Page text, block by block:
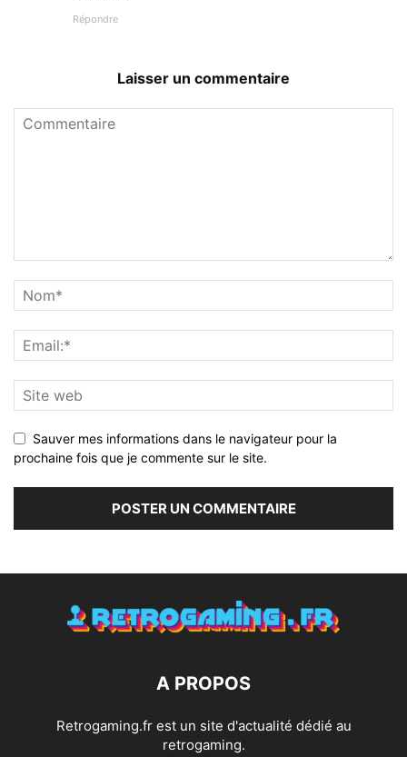
Répondre
Laisser un commentaire
Sauver mes informations dans le navigateur pour la
prochaine fois que je commente sur le site.
A PROPOS
Retrogaming.fr est un site d'actualité dédié au
retrogaming.